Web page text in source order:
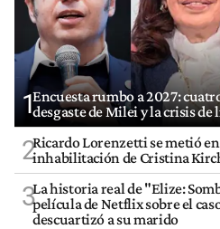
1Encuesta rumbo a 2027:
desgaste de Milei y la crisis
2Ricardo Lorenzetti se metió
inhabilitación de Cristina
3La historia real de "Elize:
película de Netflix sobre el
descuartizó a su marido